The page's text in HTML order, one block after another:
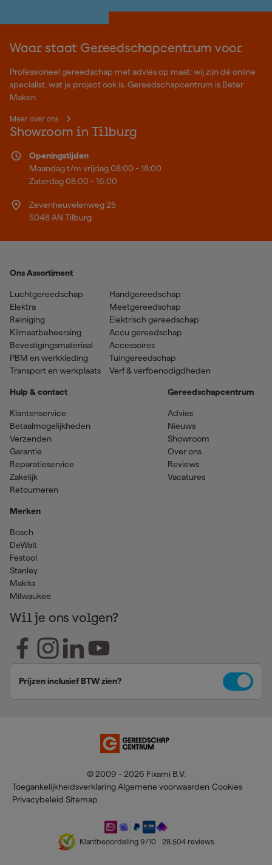
Waar staat Gereedschapcentrum voor
Professioneel gereedschap met advies op maat: wij zijn dé online
specialist, wat je project ook is. Gereedschapcentrum is Beter
Maken.
Meer over ons
Showroom in Tilburg
Openingstijden
Maandag t/m vrijdag 08:00 - 18:00
Zaterdag 08:00 - 16:00
Zevenheuvelenweg 25
5048 AN Tilburg
Ons Assortiment
Luchtgereedschap
Elektra
Reiniging
Klimaatbeheersing
Bevestigingsmateriaal
PBM en werkkleding
Transport en werkplaats
Handgereedschap
Meetgereedschap
Elektrisch gereedschap
Accu gereedschap
Accessoires
Tuingereedschap
Verf & verfbenodigdheden
Hulp & contact
Klantenservice
Betaalmogelijkheden
Verzenden
Garantie
Reparatieservice
Zakelijk
Retourneren
Merken
Bosch
DeWalt
Festool
Stanley
Makita
Milwaukee
Gereedschapcentrum
Advies
Nieuws
Showroom
Over ons
Reviews
Vacatures
Wil je ons volgen?
Prijzen inclusief BTW zien?
© 2009 - 2026 Fixami B.V.
Toegankelijkheidsverklaring Algemene voorwaarden Cookies
Privacybeleid Sitemap
Klantbeoordeling 9/10 28.504 reviews